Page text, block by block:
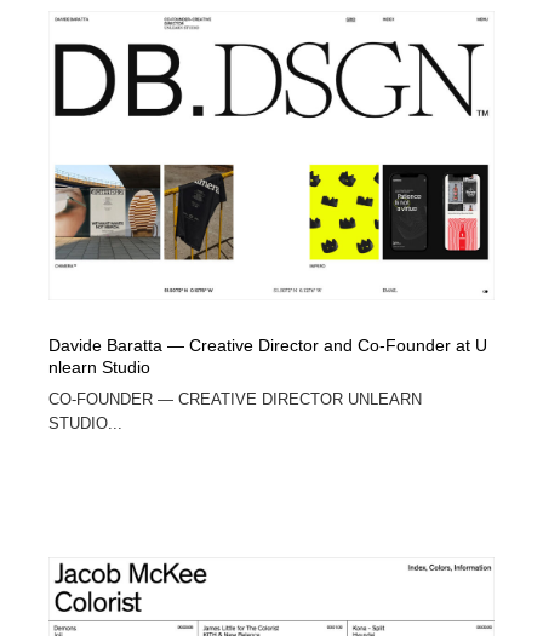
Davide Baratta — Creative Director and Co-Founder at U
nlearn Studio
CO-FOUNDER — CREATIVE DIRECTOR UNLEARN
STUDIO...